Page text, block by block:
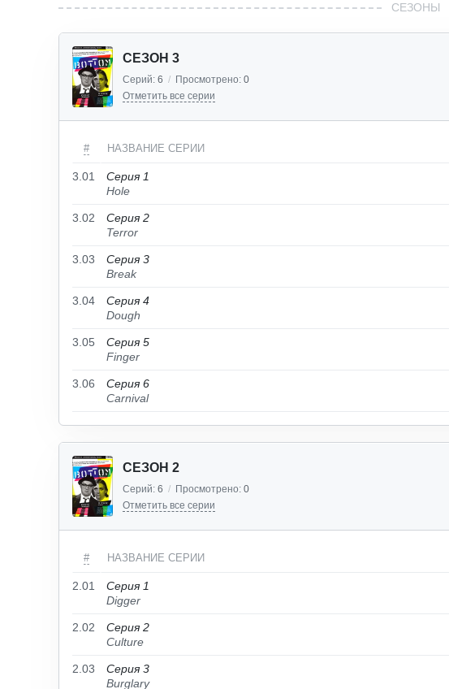
СЕЗОНЫ
СЕЗОН 3
Серий: 6 / Просмотрено: 0
Отметить все серии
# НАЗВАНИЕ СЕРИИ
3.01
Серия 1
Hole
3.02
Серия 2
Terror
3.03
Серия 3
Break
3.04
Серия 4
Dough
3.05
Серия 5
Finger
3.06
Серия 6
Carnival
СЕЗОН 2
Серий: 6 / Просмотрено: 0
Отметить все серии
# НАЗВАНИЕ СЕРИИ
2.01
Серия 1
Digger
2.02
Серия 2
Culture
2.03
Серия 3
Burglary